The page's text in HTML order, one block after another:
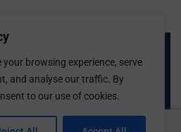
your browsing experience, serve
and analyse our traffic. By
to our use of cookies.
Valle d'Aosta